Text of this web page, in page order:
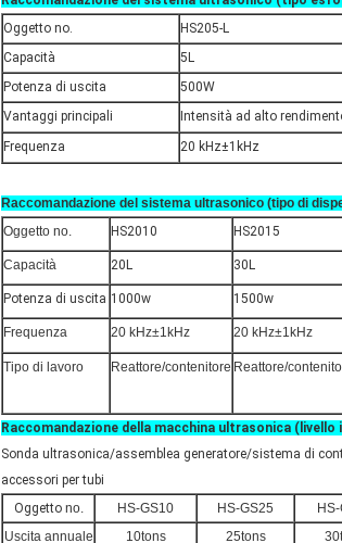
Oggetto no.
HS205-L
Capacità
5L
Potenza di uscita
500W
Vantaggi principali
Intensità ad alto
Frequenza
20 kHz±1kHz
Raccomandazione del sistema ultrasonico (tipo di
Oggetto no.
HS2010 HS2015
Capacità 20L 30L
Potenza di uscita 1000w 1500w
Frequenza 20 kHz±1kHz 20 kHz±1kHz
Tipo di lavoro Reattore/contenitore Reattore/
Raccomandazione della macchina ultrasonica (livello
Sonda ultrasonica/assemblea generatore/sistema di
accessori per tubi
Oggetto no. HS-GS10 HS-GS25
Uscita annuale
10tons 25tons